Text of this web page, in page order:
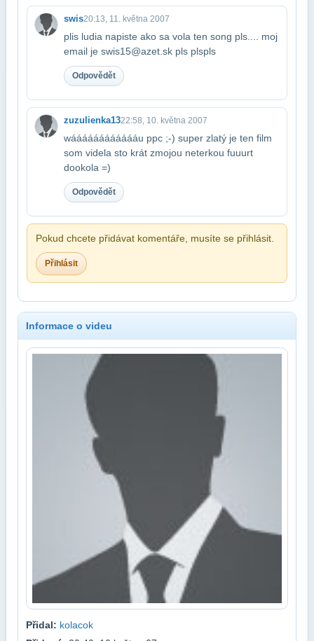
swis20:13, 11. května 2007
plis ludia napiste ako sa vola ten song pls.... moj
email je swis15@azet.sk pls pls​pls
Odpovědět
zuzulienka1322:58, 10. května 2007
wááááááááááááu ppc ;-) super zlatý je ten film
som videla sto krát z​mojou neterkou fuuurt
dookola =)
Odpovědět
Pokud chcete přidávat komentáře, musíte se přihlásit.
Přihlásit
Informace o videu
Přidal: kolacok